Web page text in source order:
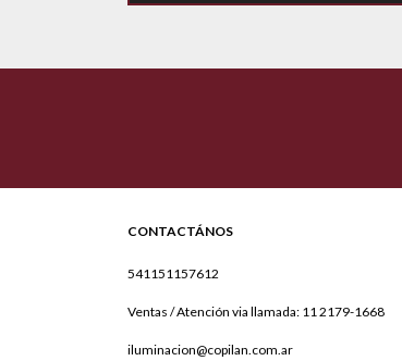
CONTACTÁNOS
541151157612
Ventas / Atención via llamada: 11 2179-1668
iluminacion@copilan.com.ar